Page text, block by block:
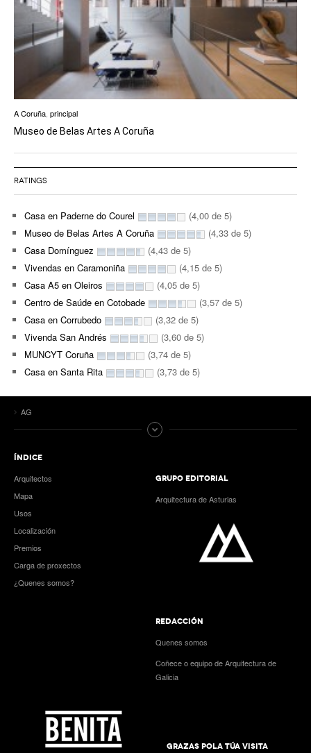
A Coruña, principal
Museo de Belas Artes A Coruña
RATINGS
Casa en Paderne do Courel
(4,00 de 5)
Museo de Belas Artes A Coruña
(4,33 de 5)
Casa Domínguez
(4,43 de 5)
Vivendas en Caramoniña
(4,15 de 5)
Casa A5 en Oleiros
(4,05 de 5)
Centro de Saúde en Cotobade
(3,57 de 5)
Casa en Corrubedo
(3,32 de 5)
Vivenda San Andrés
(3,60 de 5)
MUNCYT Coruña
(3,74 de 5)
Casa en Santa Rita
(3,73 de 5)
AG
ÍNDICE
Arquitectos
Mapa
Usos
Localización
Premios
Carga de proxectos
¿Quenes somos?
GRUPO EDITORIAL
Arquitectura de Asturias
REDACCIÓN
Quenes somos
Coñece o equipo de Arquitectura de
Galicia
GRAZAS POLA TÚA VISITA